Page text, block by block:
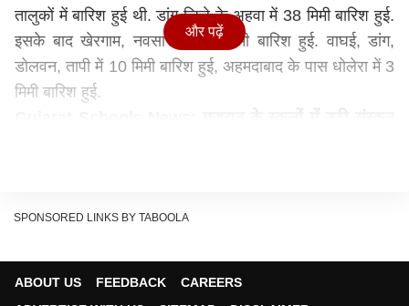
तालुकों में बारिश हुई थी. डांग जिले के अहवा में 38 मिमी बारिश हुई.
इसके बाद खेरगाम, नवसारी में 25 मिमी बारिश हुई. वाघई, डांग,
डोलवन, तापी में 10 मिमी बारिश हुई, अहमदाबाद के पास धोलेरा में 3
मिमी बारिश हुई.
अहमदाबाद में आई आंधी में 130 से अधिक पेड़ उखड़ गए और
और पढ़ें
SPONSORED LINKS BY TABOOLA
ABOUT US FEEDBACK
CAREERS